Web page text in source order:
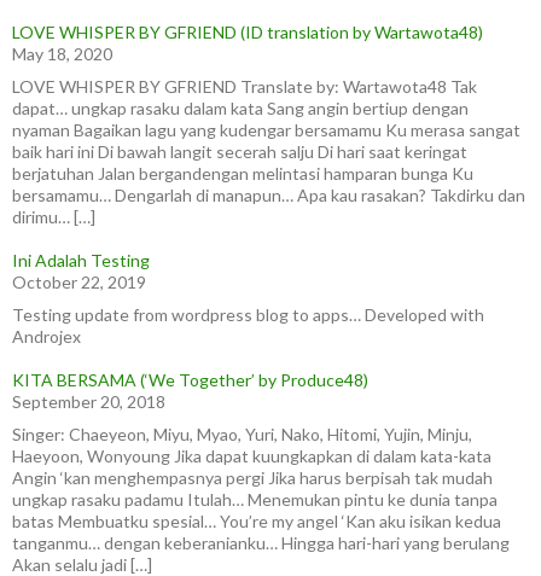
LOVE WHISPER BY GFRIEND (ID translation by Wartawota48)
May 18, 2020
LOVE WHISPER BY GFRIEND Translate by: Wartawota48 Tak
dapat… ungkap rasaku dalam kata Sang angin bertiup dengan
nyaman Bagaikan lagu yang kudengar bersamamu Ku merasa sangat
baik hari ini Di bawah langit secerah salju Di hari saat keringat
berjatuhan Jalan bergandengan melintasi hamparan bunga Ku
bersamamu… Dengarlah di manapun… Apa kau rasakan? Takdirku dan
dirimu… […]
Ini Adalah Testing
October 22, 2019
Testing update from wordpress blog to apps… Developed with
Androjex
KITA BERSAMA (‘We Together’ by Produce48)
September 20, 2018
Singer: Chaeyeon, Miyu, Myao, Yuri, Nako, Hitomi, Yujin, Minju,
Haeyoon, Wonyoung Jika dapat kuungkapkan di dalam kata-kata
Angin ‘kan menghempasnya pergi Jika harus berpisah tak mudah
ungkap rasaku padamu Itulah… Menemukan pintu ke dunia tanpa
batas Membuatku spesial… You’re my angel ‘Kan aku isikan kedua
tanganmu… dengan keberanianku… Hingga hari-hari yang berulang
Akan selalu jadi […]